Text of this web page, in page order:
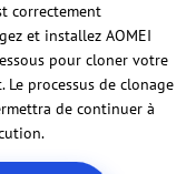
correctement
et installez AOMEI
pour cloner votre
processus de clonage
de continuer à